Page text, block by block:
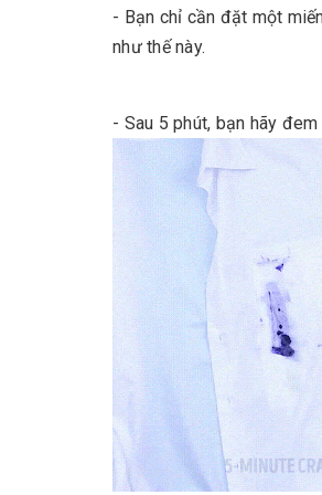
- Bạn chỉ cần đặt một
như thế này.
- Sau 5 phút, bạn hãy